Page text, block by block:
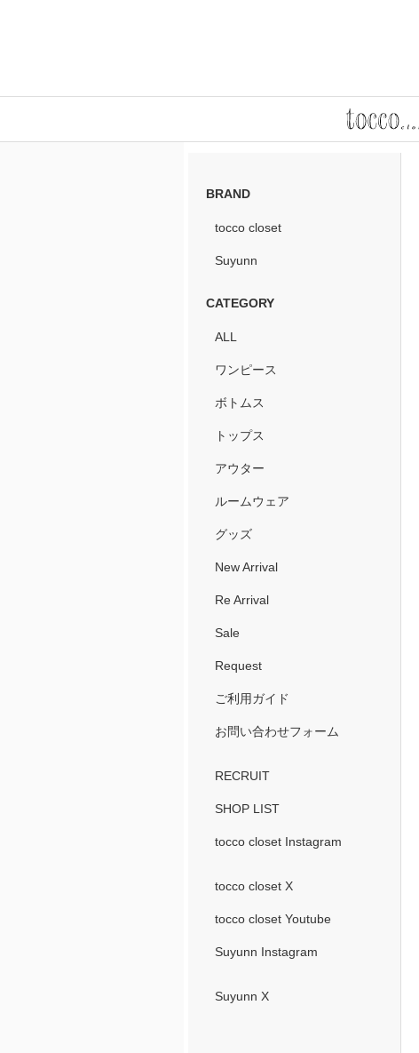
BRAND
tocco closet
Suyunn
CATEGORY
ALL
ワンピース
ボトムス
トップス
アウター
ルームウェア
グッズ
New Arrival
Re Arrival
Sale
Request
ご利用ガイド
お問い合わせフォーム
RECRUIT
SHOP LIST
tocco closet Instagram
tocco closet X
tocco closet Youtube
Suyunn Instagram
Suyunn X